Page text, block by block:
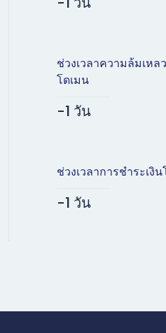
ช่วงเวลาความล้มเหล
โดเมน
-1 วัน
ช่วงเวลาการชำระเงิ
-1 วัน